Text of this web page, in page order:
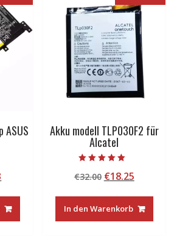
ASUS
ist:
€32.53.
Akku modell TLP030F2 für
Alcatel
5.00
von 5
€32.00 Ursprünglicher
war:
€32.00
€18.25
ist:
€18.25.
In den Warenkorb